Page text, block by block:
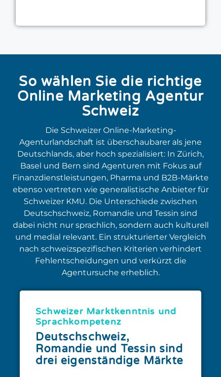
So wählen Sie die richtige
Online Marketing Agentur
Schweiz
Die Schweizer Online-Marketing-
Agenturlandschaft ist überschaubarer als jene
Deutschlands, aber hoch spezialisiert: In Zürich,
Basel und Bern sind Agenturen mit Fokus auf
Finanzdienstleistungen, Pharma und B2B-Märkte
ebenso vertreten wie generalistische Anbieter für
Schweizer KMU. Die Unterschiede zwischen
Deutschschweiz, Romandie und Tessin sind
dabei nicht nur sprachlich, sondern auch kulturell
und medial relevant. Ein strukturierter Vergleich
nach schweizspezifischen Kriterien verhindert
Fehlentscheidungen und verkürzt die
Agentursuche erheblich.
Schweizer Marktkenntnis und
Sprachkompetenz
Deutschschweiz,
Romandie und Tessin sind
drei eigenständige Märkte